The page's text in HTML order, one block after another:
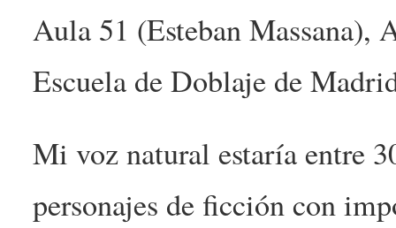
Aula 51 (Esteban
Escuela de Doblaje de
Mi voz natural estaría entre
personajes de ficción con